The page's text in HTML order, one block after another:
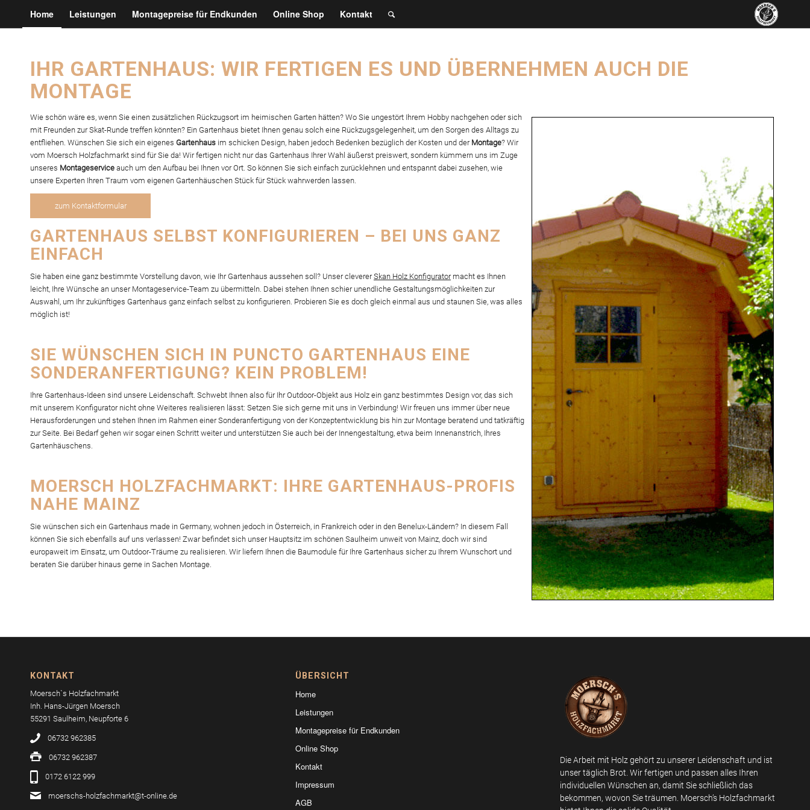
Home Leistungen Montagepreise für Endkunden Online Shop Kontakt
IHR GARTENHAUS: WIR FERTIGEN ES UND ÜBERNEHMEN AUCH DIE
MONTAGE
Wie schön wäre es, wenn Sie einen zusätzlichen Rückzugsort im heimischen Garten hätten? Wo Sie ungestört Ihrem Hobby nachgehen oder sich
mit Freunden zur Skat-Runde treffen könnten? Ein Gartenhaus bietet Ihnen genau solch eine Rückzugsgelegenheit, um den Sorgen des Alltags zu
entfliehen. Wünschen Sie sich ein eigenes Gartenhaus im schicken Design, haben jedoch Bedenken bezüglich der Kosten und der Montage? Wir
vom Moersch Holzfachmarkt sind für Sie da! Wir fertigen nicht nur das Gartenhaus Ihrer Wahl äußerst preiswert, sondern kümmern uns im Zuge
unseres Montageservice auch um den Aufbau bei Ihnen vor Ort. So können Sie sich einfach zurücklehnen und entspannt dabei zusehen, wie
unsere Experten Ihren Traum vom eigenen Gartenhäuschen Stück für Stück wahrwerden lassen.
zum Kontaktformular
GARTENHAUS SELBST KONFIGURIEREN – BEI UNS GANZ
EINFACH
Sie haben eine ganz bestimmte Vorstellung davon, wie Ihr Gartenhaus aussehen soll? Unser clevererSkan Holz Konfiguratormacht es Ihnen
leicht, Ihre Wünsche an unser Montageservice-Team zu übermitteln. Dabei stehen Ihnen schier unendliche Gestaltungsmöglichkeiten zur
Auswahl, um Ihr zukünftiges Gartenhaus ganz einfach selbst zu konfigurieren. Probieren Sie es doch gleich einmal aus und staunen Sie, was alles
möglich ist!
SIE WÜNSCHEN SICH IN PUNCTO GARTENHAUS EINE
SONDERANFERTIGUNG? KEIN PROBLEM!
Ihre Gartenhaus-Ideen sind unsere Leidenschaft. Schwebt Ihnen also für Ihr Outdoor-Objekt aus Holz ein ganz bestimmtes Design vor, das sich
mit unserem Konfigurator nicht ohne Weiteres realisieren lässt: Setzen Sie sich gerne mit uns in Verbindung! Wir freuen uns immer über neue
Herausforderungen und stehen Ihnen im Rahmen einer Sonderanfertigung von der Konzeptentwicklung bis hin zur Montage beratend und tatkräftig
zur Seite. Bei Bedarf gehen wir sogar einen Schritt weiter und unterstützen Sie auch bei der Innengestaltung, etwa beim Innenanstrich, Ihres
Gartenhäuschens.
MOERSCH HOLZFACHMARKT: IHRE GARTENHAUS-PROFIS
NAHE MAINZ
Sie wünschen sich ein Gartenhaus made in Germany, wohnen jedoch in Österreich, in Frankreich oder in den Benelux-Ländern? In diesem Fall
können Sie sich ebenfalls auf uns verlassen! Zwar befindet sich unser Hauptsitz im schönen Saulheim unweit von Mainz, doch wir sind
europaweit im Einsatz, um Outdoor-Träume zu realisieren. Wir liefern Ihnen die Baumodule für Ihre Gartenhaus sicher zu Ihrem Wunschort und
beraten Sie darüber hinaus gerne in Sachen Montage.
KONTAKT
Moersch`s Holzfachmarkt
Inh. Hans-Jürgen Moersch
55291 Saulheim, Neupforte 6
06732 962385
06732 962387
0172 6122 999
moerschs-holzfachmarkt@t-online.de
ÜBERSICHT
Home
Leistungen
Montagepreise für Endkunden
Online Shop
Kontakt
Impressum
AGB
Die Arbeit mit Holz gehört zu unserer Leidenschaft und ist
unser täglich Brot. Wir fertigen und passen alles Ihren
individuellen Wünschen an, damit Sie schließlich das
bekommen, wovon Sie träumen. Moersch’s Holzfachmarkt